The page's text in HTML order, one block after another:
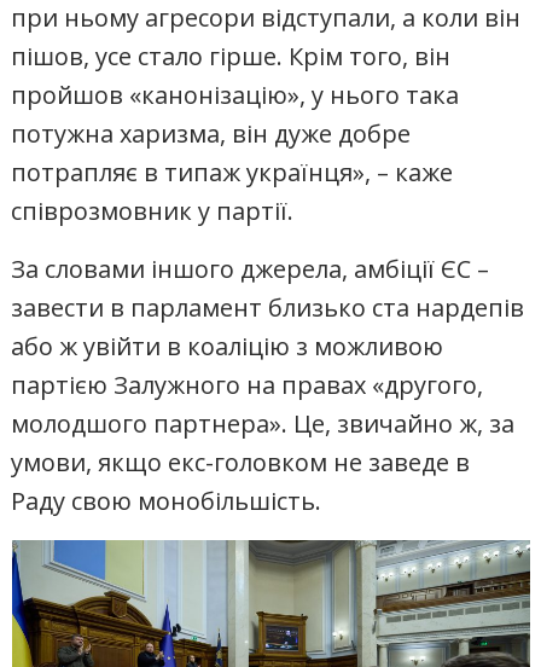
при ньому агресори відступали, а коли він
пішов, усе стало гірше. Крім того, він
пройшов «канонізацію», у нього така
потужна харизма, він дуже добре
потрапляє в типаж українця», – каже
співрозмовник у партії.
За словами іншого джерела, амбіції ЄС –
завести в парламент близько ста нардепів
або ж увійти в коаліцію з можливою
партією Залужного на правах «другого,
молодшого партнера». Це, звичайно ж, за
умови, якщо екс-головком не заведе в
Раду свою монобільшість.